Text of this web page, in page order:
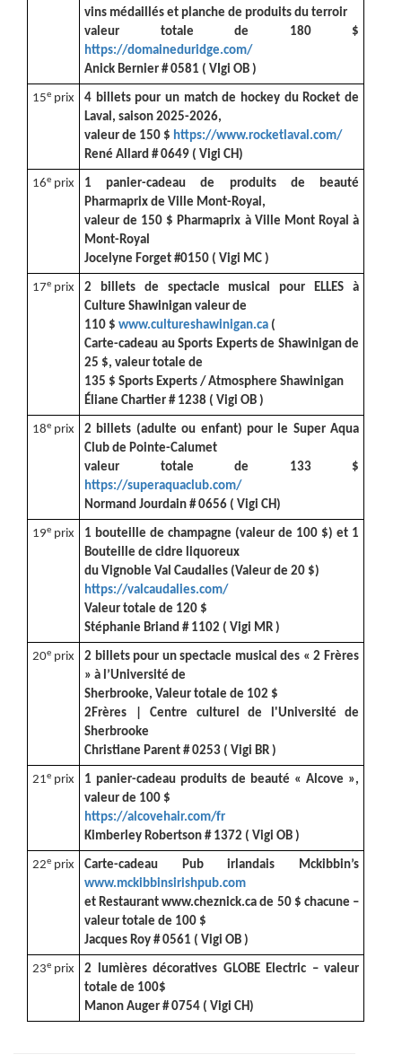
vins médaillés et planche de produits du terroir
valeur totale de 180 $
https://domaineduridge.com/
Anick Bernier # 0581 ( VIgi OB )
15e prix
4 billets pour un match de hockey du Rocket de
Laval, saison 2025-2026,
valeur de 150 $ https://www.rocketlaval.com/
René Allard # 0649 ( Vigi CH)
16e prix
1 panier-cadeau de produits de beauté
Pharmaprix de Ville Mont-Royal,
valeur de 150 $ Pharmaprix à Ville Mont Royal à
Mont-Royal
Jocelyne Forget #0150 ( Vigi MC )
17e prix
2 billets de spectacle musical pour ELLES à
Culture Shawinigan valeur de
110 $ www.cultureshawinigan.ca (
Carte-cadeau au Sports Experts de Shawinigan de
25 $, valeur totale de
135 $ Sports Experts / Atmosphere Shawinigan
Éliane Chartier # 1238 ( Vigi OB )
18e prix
2 billets (adulte ou enfant) pour le Super Aqua
Club de Pointe-Calumet
valeur totale de 133 $
https://superaquaclub.com/
Normand Jourdain # 0656 ( Vigi CH)
19e prix
1 bouteille de champagne (valeur de 100 $) et 1
Bouteille de cidre liquoreux
du Vignoble Val Caudalies (Valeur de 20 $)
https://valcaudalies.com/
Valeur totale de 120 $
Stéphanie Briand # 1102 ( Vigi MR )
20e prix
2 billets pour un spectacle musical des « 2 Frères
» à l’Université de
Sherbrooke, Valeur totale de 102 $
2Frères | Centre culturel de l'Université de
Sherbrooke
Christiane Parent # 0253 ( Vigi BR )
21e prix
1 panier-cadeau produits de beauté « Alcove »,
valeur de 100 $
https://alcovehair.com/fr
Kimberley Robertson # 1372 ( Vigi OB )
22e prix
Carte-cadeau Pub irlandais Mckibbin’s
www.mckibbinsirishpub.com
et Restaurant www.cheznick.ca de 50 $ chacune –
valeur totale de 100 $
Jacques Roy # 0561 ( Vigi OB )
23e prix
2 lumières décoratives GLOBE Electric – valeur
totale de 100$
Manon Auger # 0754 ( Vigi CH)